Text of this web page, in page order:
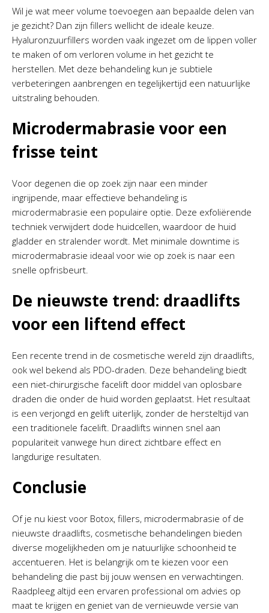
Wil je wat meer volume toevoegen aan bepaalde delen van
je gezicht? Dan zijn fillers wellicht de ideale keuze.
Hyaluronzuurfillers worden vaak ingezet om de lippen voller
te maken of om verloren volume in het gezicht te
herstellen. Met deze behandeling kun je subtiele
verbeteringen aanbrengen en tegelijkertijd een natuurlijke
uitstraling behouden.
Microdermabrasie voor een
frisse teint
Voor degenen die op zoek zijn naar een minder
ingrijpende, maar effectieve behandeling is
microdermabrasie een populaire optie. Deze exfoliërende
techniek verwijdert dode huidcellen, waardoor de huid
gladder en stralender wordt. Met minimale downtime is
microdermabrasie ideaal voor wie op zoek is naar een
snelle opfrisbeurt.
De nieuwste trend: draadlifts
voor een liftend effect
Een recente trend in de cosmetische wereld zijn draadlifts,
ook wel bekend als PDO-draden. Deze behandeling biedt
een niet-chirurgische facelift door middel van oplosbare
draden die onder de huid worden geplaatst. Het resultaat
is een verjongd en gelift uiterlijk, zonder de hersteltijd van
een traditionele facelift. Draadlifts winnen snel aan
populariteit vanwege hun direct zichtbare effect en
langdurige resultaten.
Conclusie
Of je nu kiest voor Botox, fillers, microdermabrasie of de
nieuwste draadlifts, cosmetische behandelingen bieden
diverse mogelijkheden om je natuurlijke schoonheid te
accentueren. Het is belangrijk om te kiezen voor een
behandeling die past bij jouw wensen en verwachtingen.
Raadpleeg altijd een ervaren professional om advies op
maat te krijgen en geniet van de vernieuwde versie van